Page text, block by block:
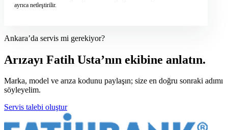
ayrıca netleştirilir.
Ankara’da servis mi gerekiyor?
Arızayı Fatih Usta’nın ekibine anlatın.
Marka, model ve arıza kodunu paylaşın; size en doğru sonraki adımı
söyleyelim.
Servis talebi oluştur